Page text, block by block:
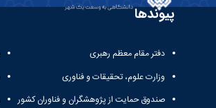
پیوندها
دفتر مقام معظم رهبری
وزارت علوم، تحقیقات و فناوری
صندوق حمایت از پژوهشگران و فناوران کشور